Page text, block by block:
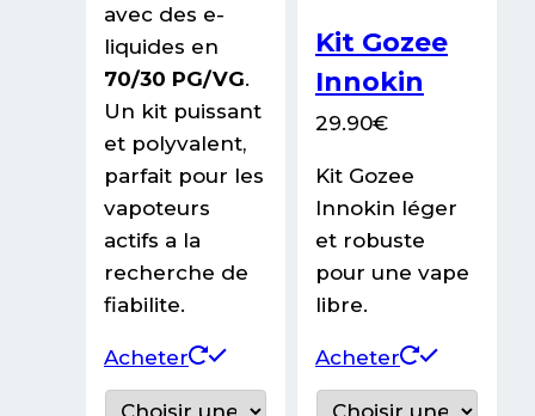
avec des e-
liquides en
70/30 PG/VG.
Un kit puissant
et polyvalent,
parfait pour les
vapoteurs
actifs a la
recherche de
fiabilite.
Acheter
Ce
produit
Kit Gozee
Innokin
29.90€
Kit Gozee
Innokin léger
et robuste
pour une vape
libre.
Acheter
Ce
produit